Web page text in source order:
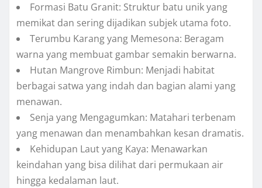
Formasi Batu Granit: Struktur batu unik yang
memikat dan sering dijadikan subjek utama foto.
Terumbu Karang yang Memesona: Beragam
warna yang membuat gambar semakin berwarna.
Hutan Mangrove Rimbun: Menjadi habitat
berbagai satwa yang indah dan bagian alami yang
menawan.
Senja yang Mengagumkan: Matahari terbenam
yang menawan dan menambahkan kesan dramatis.
Kehidupan Laut yang Kaya: Menawarkan
keindahan yang bisa dilihat dari permukaan air
hingga kedalaman laut.